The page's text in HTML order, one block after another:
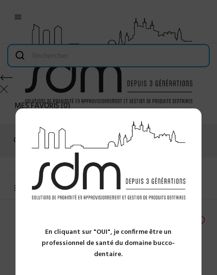
En cliquant sur "OUI", je confirme être un
professionnel de santé du domaine bucco-
dentaire.

MES FAVORIS(0)
Connexion
MENU